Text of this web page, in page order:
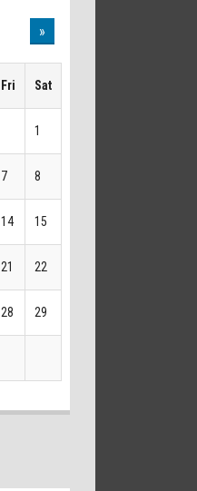
»
Fri Sat
1
7 8
14 15
21 22
28 29